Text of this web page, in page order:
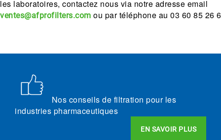
les laboratoires, contactez nous via notre adresse email
ventes@afprofilters.com ou par téléphone au 03 60 85 26
Nos conseils de filtration pour les
industries pharmaceutiques
EN SAVOIR PLUS